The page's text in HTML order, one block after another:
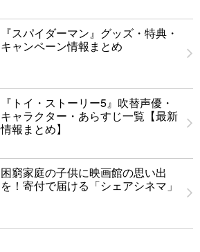
『スパイダーマン』グッズ・特典・
キャンペーン情報まとめ
『トイ・ストーリー5』吹替声優・
キャラクター・あらすじ一覧【最新
情報まとめ】
困窮家庭の子供に映画館の思い出
を！寄付で届ける「シェアシネマ」